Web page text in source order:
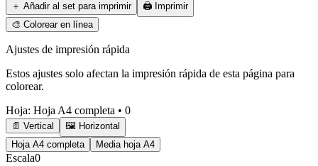
＋ Añadir al set para imprimir 🖨️ Imprimir
🎨 Colorear en línea
Ajustes de impresión rápida
Estos ajustes solo afectan la impresión rápida de esta página para
colorear.
Hoja: Hoja A4 completa • 0
📄 Vertical
🖼️ Horizontal
Hoja A4 completa
Media hoja A4
Escala0